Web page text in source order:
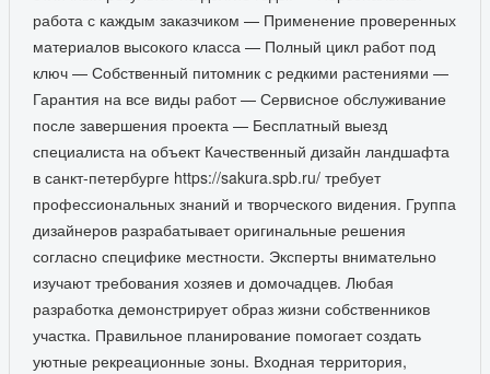
работа с каждым заказчиком — Применение проверенных
материалов высокого класса — Полный цикл работ под
ключ — Собственный питомник с редкими растениями —
Гарантия на все виды работ — Сервисное обслуживание
после завершения проекта — Бесплатный выезд
специалиста на объект Качественный дизайн ландшафта
в санкт-петербурге https://sakura.spb.ru/ требует
профессиональных знаний и творческого видения. Группа
дизайнеров разрабатывает оригинальные решения
согласно специфике местности. Эксперты внимательно
изучают требования хозяев и домочадцев. Любая
разработка демонстрирует образ жизни собственников
участка. Правильное планирование помогает создать
уютные рекреационные зоны. Входная территория,